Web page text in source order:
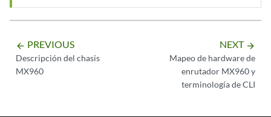
arrow_backward PREVIOUS
Descripción del chasis
MX960
NEXT arrow_forward
Mapeo de hardware de
enrutador MX960 y
terminología de CLI